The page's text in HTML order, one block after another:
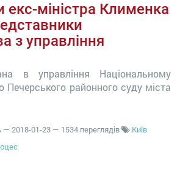
екс-міністра Клименка
з управління
в управління Національному
Печерського районного суду міста
— 2018-01-23 — 1534 переглядів
Київ